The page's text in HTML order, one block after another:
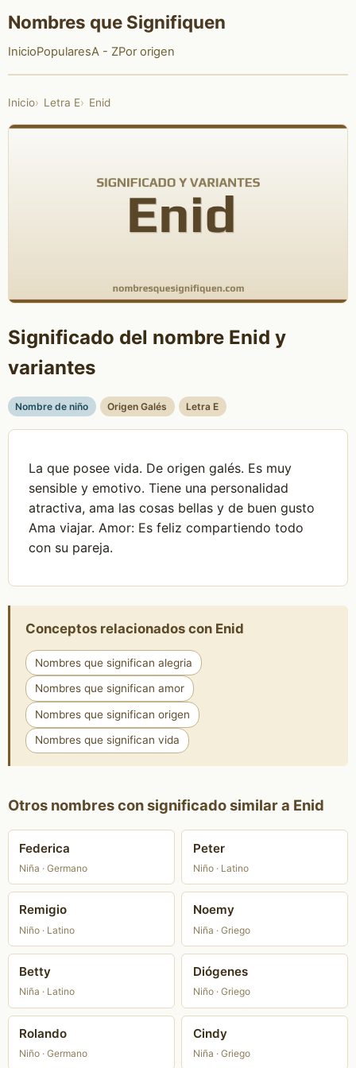
Nombres que Signifiquen
InicioPopularesA - ZPor origen
Inicio Letra E Enid
Significado del nombre Enid y
variantes
Nombre de niño Origen Galés Letra E
La que posee vida. De origen galés. Es muy
sensible y emotivo. Tiene una personalidad
atractiva, ama las cosas bellas y de buen gusto
Ama viajar. Amor: Es feliz compartiendo todo
con su pareja.
Conceptos relacionados con Enid
Nombres que significan alegria
Nombres que significan amor
Nombres que significan origen
Nombres que significan vida
Otros nombres con significado similar a Enid
Federica
Niña · Germano
Peter
Niño · Latino
Remigio
Niño · Latino
Noemy
Niña · Griego
Betty
Niña · Latino
Diógenes
Niño · Griego
Rolando
Niño · Germano
Cindy
Niña · Griego